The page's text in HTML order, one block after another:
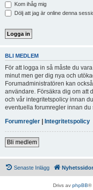
Kom ihåg mig
Dölj att jag är online denna
BLI MEDLEM
För att logga in så måste du
minut men ger dig nya och
Forumadministratören kan
användare. Försäkra dig om att
och vår integritetspolicy innan
eventuella forumregler innan du
Forumregler | Integritetspolicy
Bli medlem
Senaste Inlägg
Drivs av phpBB®